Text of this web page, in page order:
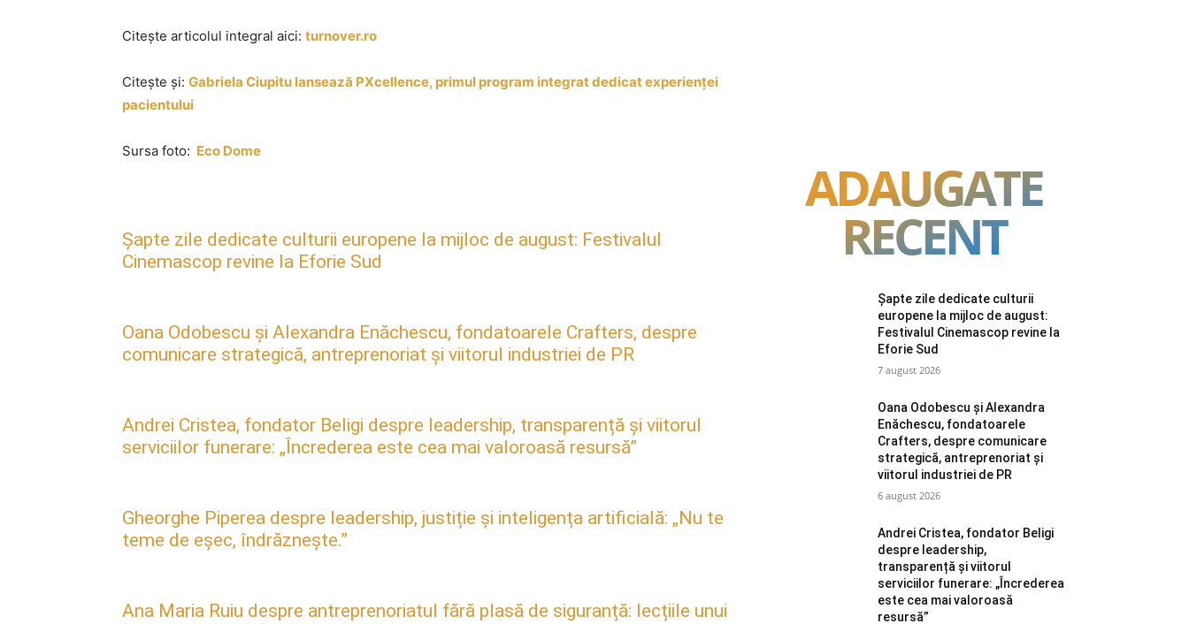
Citește articolul integral aici: turnover.ro
Citește și: Gabriela Ciupitu lansează PXcellence, primul program integrat dedicat experienței
pacientului
Sursa foto: Eco Dome
Șapte zile dedicate culturii europene la mijloc de august: Festivalul
Cinemascop revine la Eforie Sud
Oana Odobescu și Alexandra Enăchescu, fondatoarele Crafters, despre
comunicare strategică, antreprenoriat și viitorul industriei de PR
Andrei Cristea, fondator Beligi despre leadership, transparență și viitorul
serviciilor funerare: „Încrederea este cea mai valoroasă resursă”
Gheorghe Piperea despre leadership, justiție și inteligența artificială: „Nu te
teme de eșec, îndrăznește.”
Ana Maria Ruiu despre antreprenoriatul fără plasă de siguranță: lecțiile unui
ADAUGATE
RECENT
Șapte zile dedicate culturii
europene la mijloc de august:
Festivalul Cinemascop revine la
Eforie Sud
7 august 2026
Oana Odobescu și Alexandra
Enăchescu, fondatoarele
Crafters, despre comunicare
strategică, antreprenoriat și
viitorul industriei de PR
6 august 2026
Andrei Cristea, fondator Beligi
despre leadership,
transparență și viitorul
serviciilor funerare: „Încrederea
este cea mai valoroasă
resursă”